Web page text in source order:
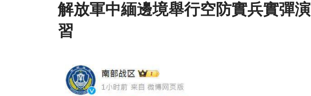
解放軍中緬邊境舉行空防實兵實彈演
習